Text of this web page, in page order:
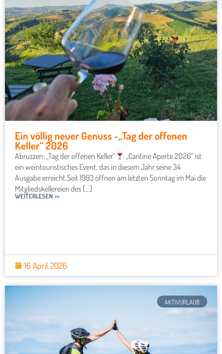
Ein völlig neuer Genuss -„Tag der offenen
Keller“ 2026
Abruzzen: „Tag der offenen Keller“
„Cantine Aperte 2026“ ist
ein weintouristisches Event, das in diesem Jahr seine 34.
Ausgabe erreicht.Seit 1993 öffnen am letzten Sonntag im Mai die
Mitgliedskellereien des [...]
WEITERLESEN >>
16 April 2026
AKTIVURLAUB